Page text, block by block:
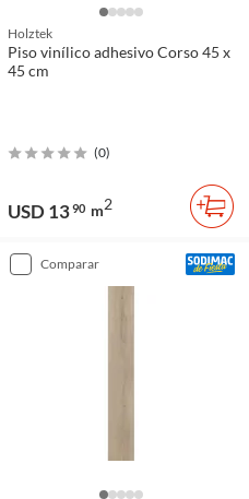
Holztek
Piso vinílico adhesivo Corso 45 x
45 cm
(0)
USD 1390 m2
comparar